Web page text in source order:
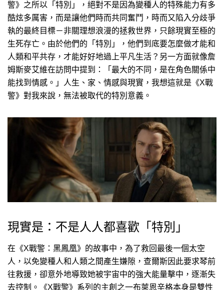
警》之所以「特別」，絕對不是因為變種人的特殊能力有多
酷炫多厲害，而是讓他們時而共同奮鬥，時而又陷入分歧爭
執的最終目標－非關理想浪漫的拯救世界，只餘現實至極的
生死存亡。由於他們的「特別」，他們到底要怎麼做才能和
人類和平共存，才能好好地過上平凡生活？另一方面就像詹
姆斯麥艾維在訪問中提到：「最大的不同，是在角色關係中
能找到情感。」人生、家、情感與現實，我想這就是《X戰
警》對我來說，無法被取代的特別意義。
現實是：不是人人都喜歡「特別」
在《X戰警：黑鳳凰》的故事中，為了救回最後一個太空
人，以免變種人和人類之間產生嫌隙，查爾斯因此要求琴前
往救援，卻意外地導致她被宇宙中的強大能量擊中，逐漸失
去控制。《X戰警》系列的主創之一布萊恩辛格本身是雙性